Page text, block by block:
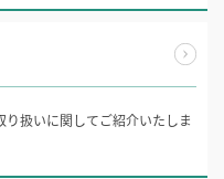
扱いに関してご紹介いたしま